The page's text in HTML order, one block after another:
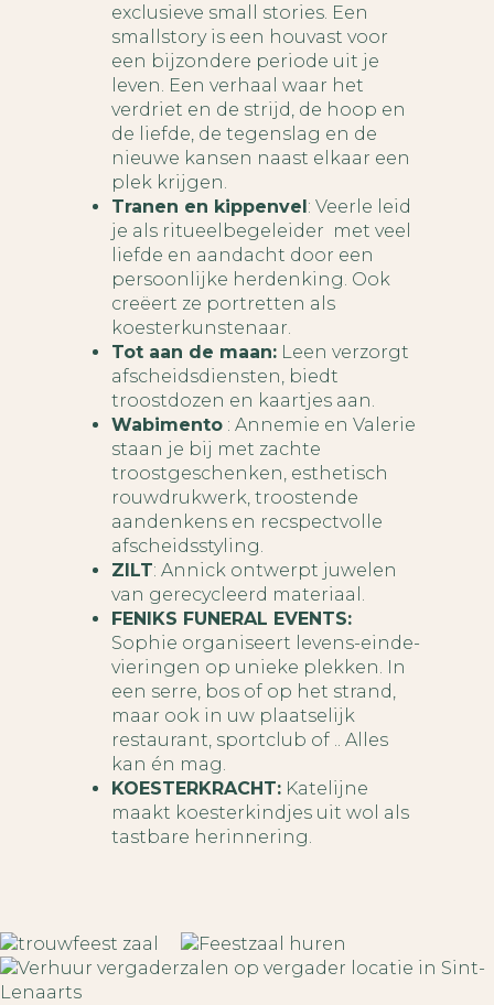
exclusieve small stories. Een
smallstory is een houvast voor
een bijzondere periode uit je
leven. Een verhaal waar het
verdriet en de strijd, de hoop en
de liefde, de tegenslag en de
nieuwe kansen naast elkaar een
plek krijgen.
Tranen en kippenvel: Veerle leid
je als ritueelbegeleider met veel
liefde en aandacht door een
persoonlijke herdenking. Ook
creëert ze portretten als
koesterkunstenaar.
Tot aan de maan: Leen verzorgt
afscheidsdiensten, biedt
troostdozen en kaartjes aan.
Wabimento : Annemie en Valerie
staan je bij met zachte
troostgeschenken, esthetisch
rouwdrukwerk, troostende
aandenkens en recspectvolle
afscheidsstyling.
ZILT: Annick ontwerpt juwelen
van gerecycleerd materiaal.
FENIKS FUNERAL EVENTS:
Sophie organiseert levens-einde-
vieringen op unieke plekken. In
een serre, bos of op het strand,
maar ook in uw plaatselijk
restaurant, sportclub of .. Alles
kan én mag.
KOESTERKRACHT: Katelijne
maakt koesterkindjes uit wol als
tastbare herinnering.